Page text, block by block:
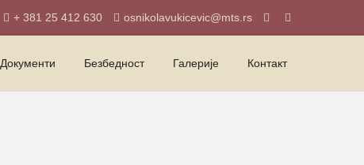
+ 381 25 412 630 osnikolavukicevic@mts.rs
Документи Безбедност Галерије Контакт